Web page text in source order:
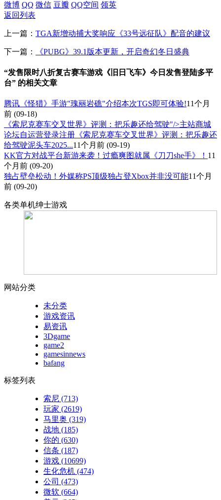
微博 QQ 微信 豆瓣 QQ空间 领英
返回列表
上一篇： TGA新增动捕大奖响应《33号远征队》配音的建议
下一篇： 《PUBG》39.1版本更新，开启奇幻冬日盛典
“发售限时八折复古赛车游戏《旧日飞车》今日发售登陆多平
台” 的相关文章
腾讯《怪猎》手游"瑰丽岩礁"介绍本次TGS即可体验!11个月
前 (09-18)
《索尼克赛车交叉世界》评测：把乐趣还给驾驶"/>主站商城
论坛自运营登录注册《索尼克赛车交叉世界》评测：把乐趣还
给驾驶泥头车2025...11个月前 (09-19)
KK官方对战平台新游来袭！过瘾爽图就属《刀刀she手》！ 11
个月前 (09-20)
独占壁垒松动！外媒称PS顶级独占登Xbox并非没可能11个月
前 (09-20)
各类单机绅士游戏
网站分类
未分类
游戏资讯
易资讯
3Dgame
game2
gamesinnews
bafang
标签列表
索尼 (713)
玩家 (2619)
马里奥 (319)
战地 (185)
你的 (630)
信条 (187)
游戏 (10699)
生化危机 (474)
公司 (473)
微软 (664)